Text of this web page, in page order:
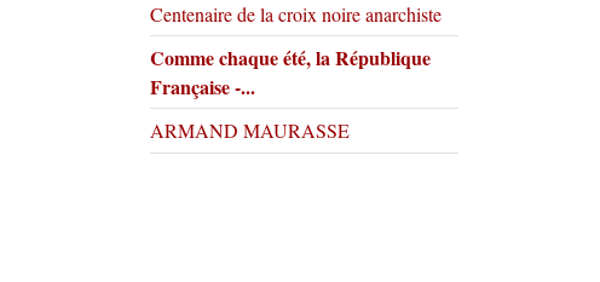
Centenaire de la croix noire anarchiste
Comme chaque été, la République
Française -...
ARMAND MAURASSE